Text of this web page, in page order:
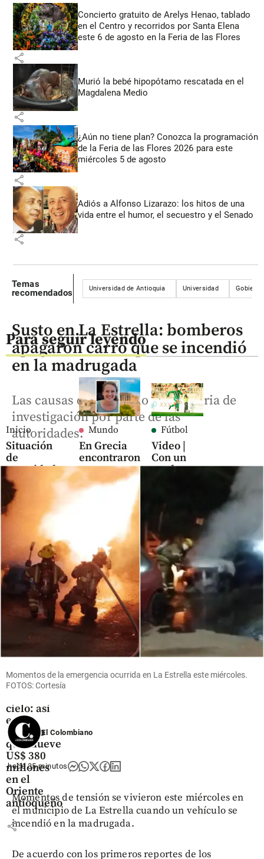
Concierto gratuito de Arelys Henao, tablado
en el Centro y recorridos por Santa Elena
este 6 de agosto en la Feria de las Flores
share
Murió la bebé hipopótamo rescatada en el
Magdalena Medio
share
¿Aún no tiene plan? Conozca la programación
de la Feria de las Flores 2026 para este
miércoles 5 de agosto
share
Adiós a Alfonso Lizarazo: los hitos de una
vida entre el humor, el secuestro y el Senado
share
Temas
recomendados
Universidad de Antioquia Universidad
Para seguir leyendo
Inicio
Situación
de
seguridad
en Cali
share
Mundo
En Grecia
encontraron
muerta a
una mujer
en una
maleta: hay
capturado
Fútbol
Video |
Con un
zurdazo
Deossa le
anotó al
Arsenal
en partido
amistoso
share
Oriente
Antioqueño
Flores que
cielo: así
es el
negocio
que mueve
US$ 380
millones
en el
Oriente
antioqueño
share
Susto en La Estrella: bomberos
apagaron carro que se incendió
en la madrugada
Las causas del incendio son materia de
investigación por parte de las
autoridades.
Momentos de la emergencia ocurrida en La Estrella este miércoles.
FOTOS: Cortesía
El Colombiano
hace 35 minutos
Momentos de tensión se vivieron este miércoles en
el municipio de La Estrella cuando un vehículo se
incendió en la madrugada.
De acuerdo con los primeros reportes de los